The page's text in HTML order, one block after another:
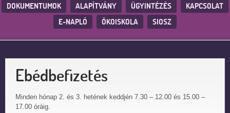
DOKUMENTUMOK
ALAPÍTVÁNY ÜGYINTÉZÉS
KAPCSOLAT
E-NAPLÓ
ÖKOISKOLA SIOSZ
Ebédbefizetés
Minden hónap 2. és 3. hetének keddjén 7.30 – 12.00 és 15.00 –
17.00 óráig.